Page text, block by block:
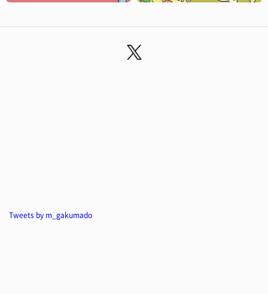
Tweets by m_gakumado